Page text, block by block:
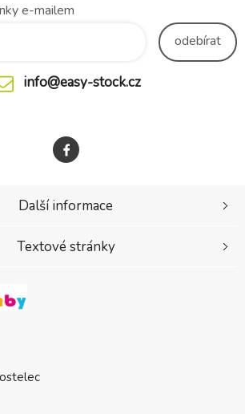
(NL),
e-mailem
odebírat
info@easy-stock.cz
Další informace
Textové stránky